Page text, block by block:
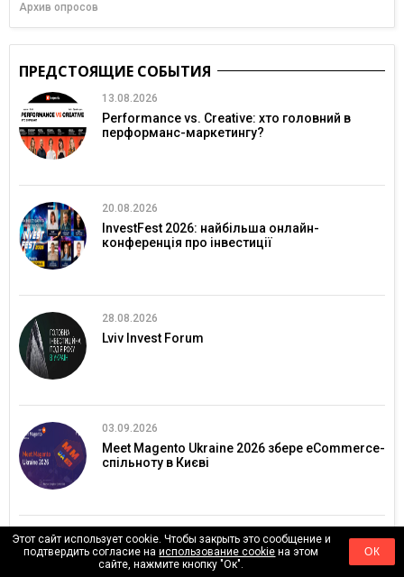
Архив опросов
ПРЕДСТОЯЩИЕ СОБЫТИЯ
13.08.2026
Performance vs. Creative: хто головний в
перформанс-маркетингу?
20.08.2026
InvestFest 2026: найбільша онлайн-
конференція про інвестиції
28.08.2026
Lviv Invest Forum
03.09.2026
Meet Magento Ukraine 2026 збере eCommerce-
спільноту в Києві
09.09.2026
AUTONOMY: EXPO
Этот сайт использует cookie. Чтобы закрыть это сообщение и
подтвердить согласие наиспользование cookie на этом
сайте, нажмите кнопку "Ок".
ОК